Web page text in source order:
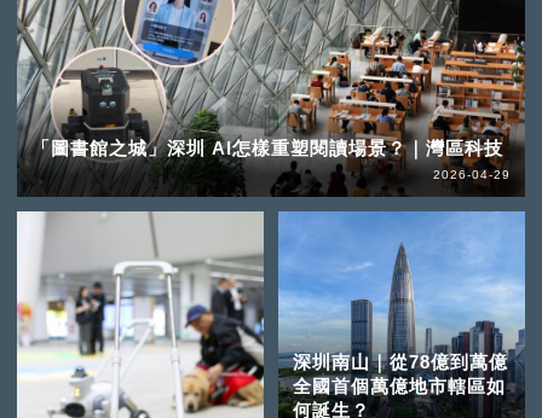
「圖書館之城」深圳 AI怎樣重塑閱讀場景？｜灣區科技
2026-04-29
深圳南山｜從78億到萬億
全國首個萬億地市轄區如
何誕生？